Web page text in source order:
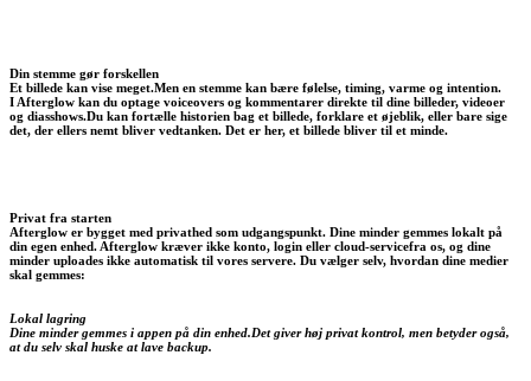
Din stemme gør forskellen
Et billede kan vise meget.Men en stemme kan bære følelse, timing, varme og intention.
I Afterglow kan du optage voiceovers og kommentarer direkte til dine billeder, videoer
og diasshows.Du kan fortælle historien bag et billede, forklare et øjeblik, eller bare sige
det, der ellers nemt bliver vedtanken. Det er her, et billede bliver til et minde.
Privat fra starten
Afterglow er bygget med privathed som udgangspunkt. Dine minder gemmes lokalt på
din egen enhed. Afterglow kræver ikke konto, login eller cloud-servicefra os, og dine
minder uploades ikke automatisk til vores servere. Du vælger selv, hvordan dine medier
skal gemmes:
Lokal lagring
Dine minder gemmes i appen på din enhed.Det giver høj privat kontrol, men betyder også,
at du selv skal huske at lave backup.